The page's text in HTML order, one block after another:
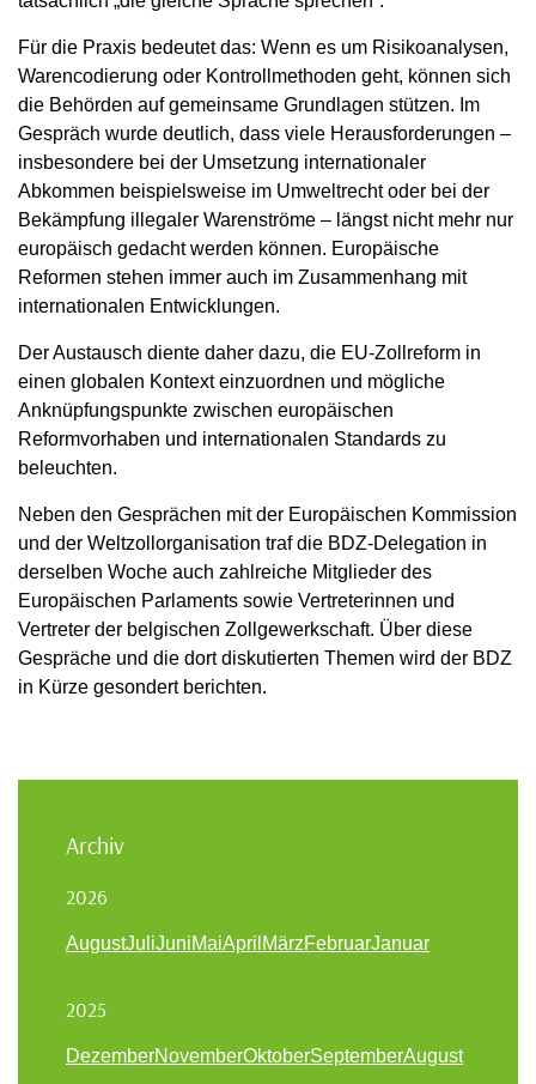
Für die Praxis bedeutet das: Wenn es um Risikoanalysen,
Warencodierung oder Kontrollmethoden geht, können sich
die Behörden auf gemeinsame Grundlagen stützen. Im
Gespräch wurde deutlich, dass viele Herausforderungen –
insbesondere bei der Umsetzung internationaler
Abkommen beispielsweise im Umweltrecht oder bei der
Bekämpfung illegaler Warenströme – längst nicht mehr nur
europäisch gedacht werden können. Europäische
Reformen stehen immer auch im Zusammenhang mit
internationalen Entwicklungen.
Der Austausch diente daher dazu, die EU-Zollreform in
einen globalen Kontext einzuordnen und mögliche
Anknüpfungspunkte zwischen europäischen
Reformvorhaben und internationalen Standards zu
beleuchten.
Neben den Gesprächen mit der Europäischen Kommission
und der Weltzollorganisation traf die BDZ-Delegation in
derselben Woche auch zahlreiche Mitglieder des
Europäischen Parlaments sowie Vertreterinnen und
Vertreter der belgischen Zollgewerkschaft. Über diese
Gespräche und die dort diskutierten Themen wird der BDZ
in Kürze gesondert berichten.
Archiv
2026
AugustJuliJuniMaiApril MärzFebruarJanuar
2025
DezemberNovemberOktoberSeptemberAugust